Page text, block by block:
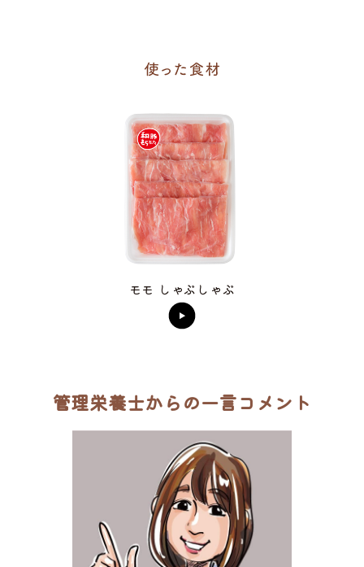
モモ しゃぶしゃぶ
管理栄養士からの一言コメント